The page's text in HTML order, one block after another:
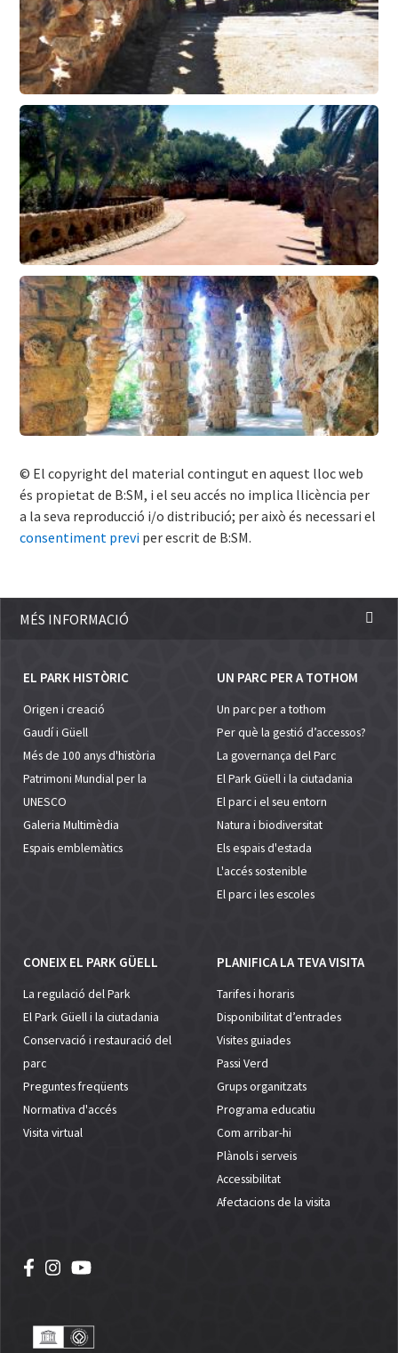
© El copyright del material contingut en aquest lloc web
és propietat de B:SM, i el seu accés no implica llicència per
a la seva reproducció i/o distribució; per això és necessari el
consentiment previ per escrit de B:SM.
MÉS INFORMACIÓ
EL PARK HISTÒRIC
Origen i creació
Gaudí i Güell
Més de 100 anys d'història
Patrimoni Mundial per la
UNESCO
Galeria Multimèdia
Espais emblemàtics
UN PARC PER A TOTHOM
Un parc per a tothom
Per què la gestió d’accessos?
La governança del Parc
El Park Güell i la ciutadania
El parc i el seu entorn
Natura i biodiversitat
Els espais d'estada
L'accés sostenible
El parc i les escoles
CONEIX EL PARK GÜELL
La regulació del Park
El Park Güell i la ciutadania
Conservació i restauració del
parc
Preguntes freqüents
Normativa d'accés
Visita virtual
PLANIFICA LA TEVA VISITA
Tarifes i horaris
Disponibilitat d’entrades
Visites guiades
Passi Verd
Grups organitzats
Programa educatiu
Com arribar-hi
Plànols i serveis
Accessibilitat
Afectacions de la visita